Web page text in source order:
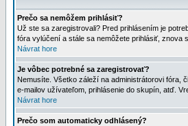
Prečo sa nemôžem prihlásiť?
Už ste sa zaregistrovali? Pred prihlásením je
fóra vylúčení a stále sa nemôžete prihlásiť, znova
Návrat hore
Je vôbec potrebné sa zaregistrovať?
Nemusíte. Všetko záleží na administrátorovi fóra,
e-mailov užívateľom, prihlásenie do skupín, atď.
Návrat hore
Prečo som automaticky odhlásený?